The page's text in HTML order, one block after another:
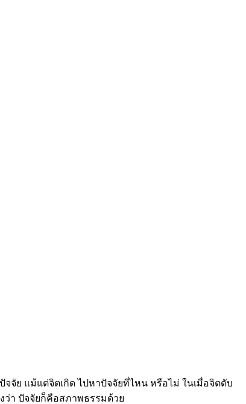
จัย แม้แต่จิตเกิด ไปหาปัจจัยที่ไหน หรือไม่ ในเมื่อจิตดับ
ว่า ปัจจัยก็คือสภาพธรรมด้วย